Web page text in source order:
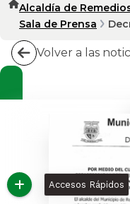
Alcaldía de
Sala de Prensa
Volver a las
Accesos Rápidos